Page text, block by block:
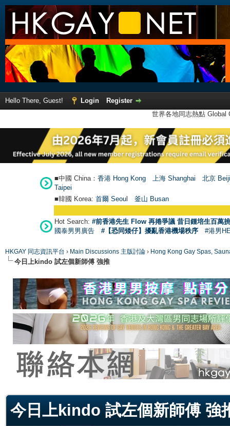
Hello There, Guest! Login
Register
世界各地同志熱點
■中國 China： 香港 Hong Kong 上海 Shanghai
北京
Taipei
■韓國 Korea: 首爾 Seoul 釜山 Busan
Hot Search: #前香港先生 Flow 再捲爭議 昔日鍾培生百萬
國泰男男廣告
#【恐同矮仔】擾亂香港機場秩序 #港男
HKGAY 同志資訊平台 › Main Discussions 主版討論 › Hong Kong Gay Spas,
今日上kindo 試左個新師傅 強推
今日上kindo 試左個新師傅 強